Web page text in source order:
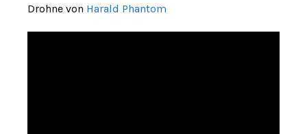
Drohne von Harald Phantom